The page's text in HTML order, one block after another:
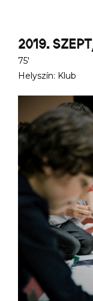
2019.
75'
Helyszín: Klub